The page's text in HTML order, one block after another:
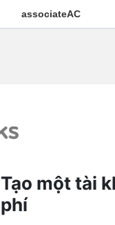
associateAC
Tạo một tài
phí